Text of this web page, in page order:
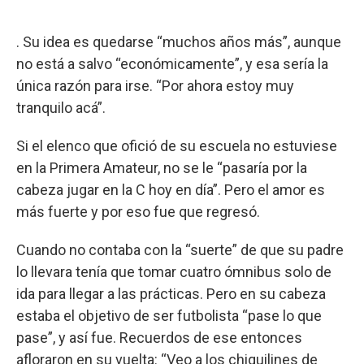
. Su idea es quedarse “muchos años más”, aunque
no está a salvo “económicamente”, y esa sería la
única razón para irse. “Por ahora estoy muy
tranquilo acá”.
Si el elenco que ofició de su escuela no estuviese
en la Primera Amateur, no se le “pasaría por la
cabeza jugar en la C hoy en día”. Pero el amor es
más fuerte y por eso fue que regresó.
Cuando no contaba con la “suerte” de que su padre
lo llevara tenía que tomar cuatro ómnibus solo de
ida para llegar a las prácticas. Pero en su cabeza
estaba el objetivo de ser futbolista “pase lo que
pase”, y así fue. Recuerdos de ese entonces
afloraron en su vuelta: “Veo a los chiquilines de